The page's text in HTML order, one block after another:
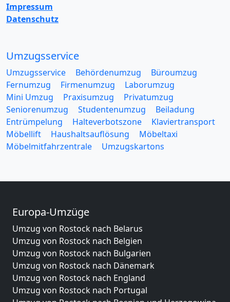
Impressum
Datenschutz
Umzugsservice
Umzugsservice Behördenumzug
Büroumzug
Fernumzug
Firmenumzug
Laborumzug
Mini Umzug
Praxisumzug
Privatumzug
Seniorenumzug
Studentenumzug
Beiladung
Entrümpelung
Halteverbotszone
Klaviertransport
Möbellift
Haushaltsauflösung
Möbeltaxi
Möbelmitfahrzentrale
Umzugskartons
Europa-Umzüge
Umzug von Rostock nach Belarus
Umzug von Rostock nach Belgien
Umzug von Rostock nach Bulgarien
Umzug von Rostock nach Dänemark
Umzug von Rostock nach England
Umzug von Rostock nach Portugal